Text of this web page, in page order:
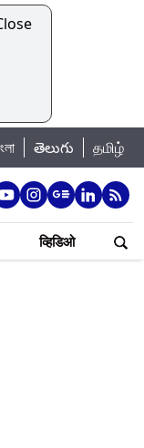
नागरिकांना नदीपात्रात
తెలుగు தமிழ்
व्हिडिओ